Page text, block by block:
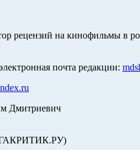
рецензий на кинофильмы в
почта редакции:
Дмитриевич